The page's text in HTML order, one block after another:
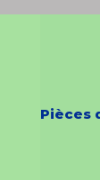
Pièces